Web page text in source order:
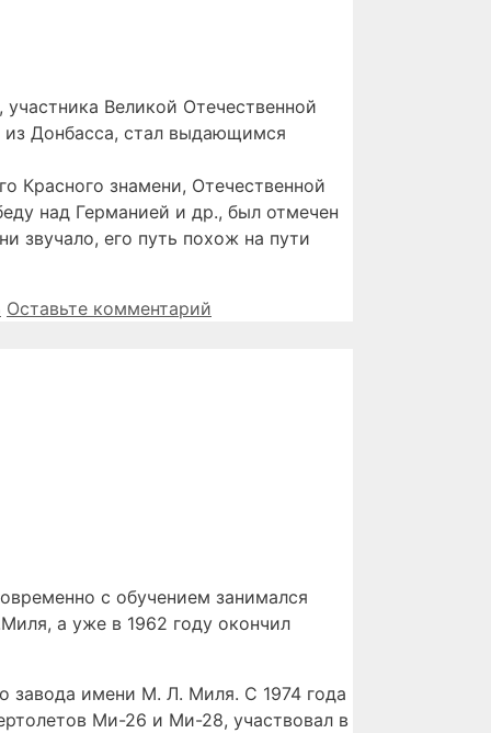
Великой Отечественной
из Донбасса, стал выдающимся
Красного знамени, Отечественной
над Германией и др., был отмечен
звучало, его путь похож на пути
Оставьте комментарий
с обучением занимался
а уже в 1962 году окончил
завода имени М. Л. Миля. С 1974 года
Ми-26 и Ми-28, участвовал в